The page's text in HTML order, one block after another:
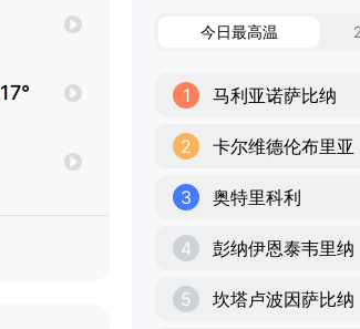
17°
今日最高温
1 马利亚诺萨比纳
2 卡尔维德伦布里亚
3 奥特里科利
4 彭纳伊恩泰韦里纳
5 坎塔卢波因萨比纳